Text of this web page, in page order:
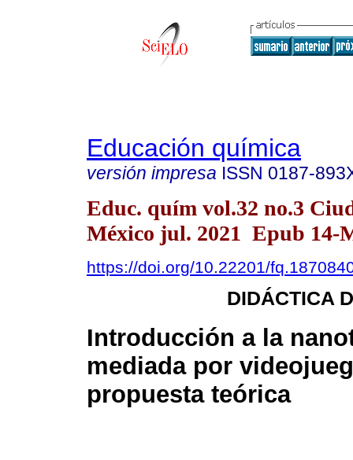
Educación química
versión impresa ISSN 0187-
Educ. quím vol.32 no.3
México jul. 2021 Epub 14-
https://doi.org/10.22201/
DIDÁCTICA
Introducción a la
mediada por
propuesta teórica